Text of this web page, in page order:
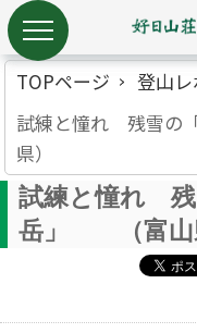
TOPページ
登山
試練と憧れ 残雪の
県）
試練と憧れ 残
岳」 （富山